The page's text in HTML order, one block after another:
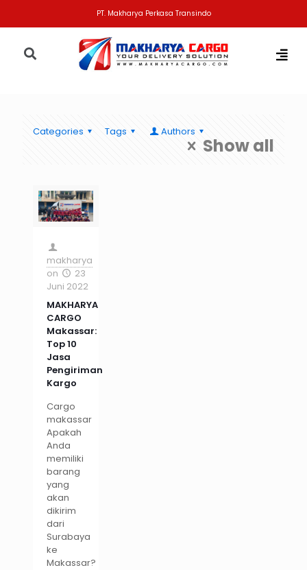
PT. Makharya Perkasa Transindo
Categories Tags Authors
Show all
makharya
on
23
Juni 2022
MAKHARYA
CARGO
Makassar:
Top 10
Jasa
Pengiriman
Kargo
Cargo
makassar
Apakah
Anda
memiliki
barang
yang
akan
dikirim
dari
Surabaya
ke
Makassar?